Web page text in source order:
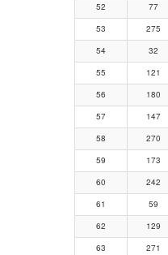
52
77
53
275
54
32
55
121
56
180
57
147
58
270
59
173
60
242
61
59
62
129
63
271